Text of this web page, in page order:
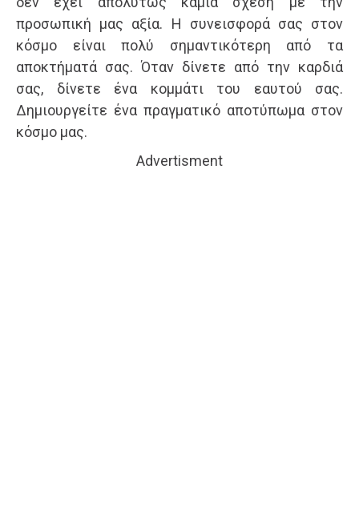
προσωπική μας αξία. Η συνεισφορά σας στον
κόσμο είναι πολύ σημαντικότερη από τα
αποκτήματά σας. Όταν δίνετε από την καρδιά
σας, δίνετε ένα κομμάτι του εαυτού σας.
Δημιουργείτε ένα πραγματικό αποτύπωμα στον
κόσμο μας.
Advertisment